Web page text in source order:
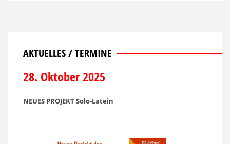
AKTUELLES / TERMINE
28. Oktober 2025
NEUES PROJEKT Solo-Latein